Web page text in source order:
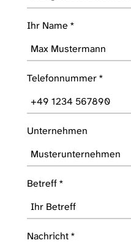
Ihr Name *
Telefonnummer*
Unternehmen
Betreff*
Nachricht*